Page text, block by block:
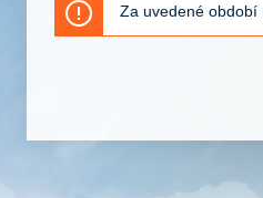
Za uvedené období